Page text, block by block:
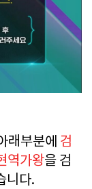
래부분에 검
역가왕을 검
니다.